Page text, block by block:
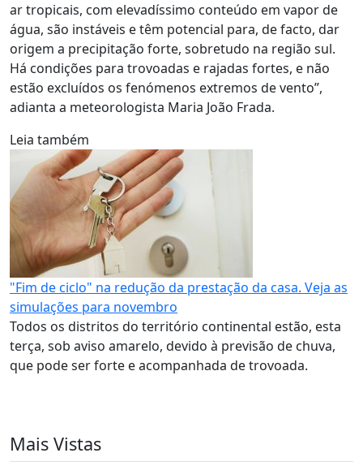
ar tropicais, com elevadíssimo conteúdo em vapor de
água, são instáveis e têm potencial para, de facto, dar
origem a precipitação forte, sobretudo na região sul.
Há condições para trovoadas e rajadas fortes, e não
estão excluídos os fenómenos extremos de vento”,
adianta a meteorologista Maria João Frada.
Leia também
"Fim de ciclo" na redução da prestação da casa. Veja as
simulações para novembro
Todos os distritos do território continental estão, esta
terça, sob aviso amarelo, devido à previsão de chuva,
que pode ser forte e acompanhada de trovoada.
Mais Vistas